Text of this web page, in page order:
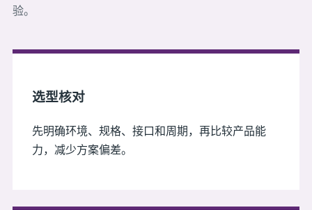
验。
选型核对
先明确环境、规格、接口和周期，再比较产品能
力，减少方案偏差。